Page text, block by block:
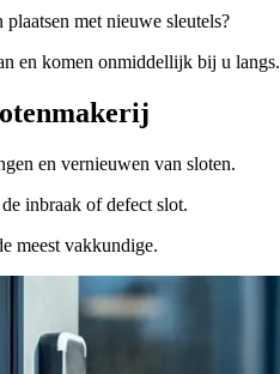
met nieuwe sleutels?
en komen onmiddellijk bij u langs.
en vernieuwen van sloten.
inbraak of defect slot.
meest vakkundige.